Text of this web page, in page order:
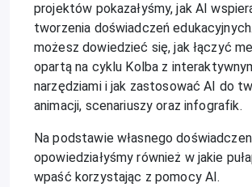
projektów pokazałyśmy, jak AI
tworzenia doświadczeń
możesz dowiedzieć się, jak łączyć
opartą na cyklu Kolba z
narzędziami i jak zastosować AI do
animacji, scenariuszy oraz infografik.
Na podstawie własnego
opowiedziałyśmy również w jakie
wpaść korzystając z pomocy AI.